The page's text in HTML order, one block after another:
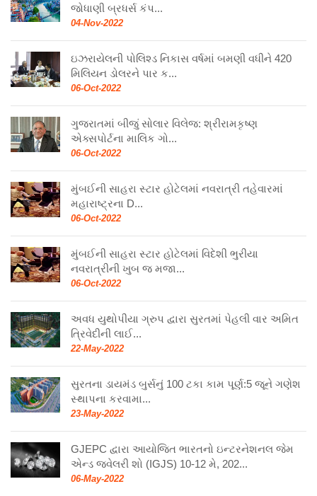
જોધાણી બ્રધર્સ કંપ...
04-Nov-2022
ઇઝરાયેલની પોલિશ્ડ નિકાસ વર્ષમાં બમણી વધીને 420
મિલિયન ડોલરને પાર ક...
06-Oct-2022
ગુજરાતમાં બીજું સોલાર વિલેજ: શ્રીરામકૃષ્ણ
એક્સપોર્ટના માલિક ગો...
06-Oct-2022
મુંબઈની સાહરા સ્ટાર હોટેલમાં નવરાત્રી તહેવારમાં
મહારાષ્ટ્રના D...
06-Oct-2022
મુંબઈની સાહરા સ્ટાર હોટેલમાં વિદેશી ભુરીયા
નવરાત્રીની ખુબ જ મજા...
06-Oct-2022
અવધ યુથોપીયા ગ્રુપ દ્વારા સુરતમાં પેહલી વાર અમિત
ત્રિવેદીની લાઈ...
22-May-2022
સુરતના ડાયમંડ બુર્સનું 100 ટકા કામ પૂર્ણ:5 જૂને ગણેશ
સ્થાપના કરવામા...
23-May-2022
GJEPC દ્વારા આયોજિત ભારતનો ઇન્ટરનેશનલ જેમ
એન્ડ જ્વેલરી શો (IGJS) 10-12 મે, 202...
06-May-2022